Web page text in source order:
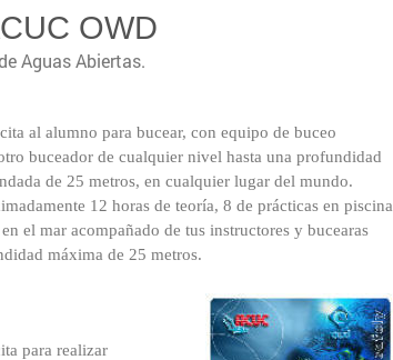
OWD
Aguas Abiertas.
al alumno para bucear, con equipo de buceo
buceador de cualquier nivel hasta una profundidad
de 25 metros, en cualquier lugar del mundo.
12 horas de teoría, 8 de prácticas en piscina
el mar acompañado de tus instructores y bucearas
máxima de 25 metros.
para realizar